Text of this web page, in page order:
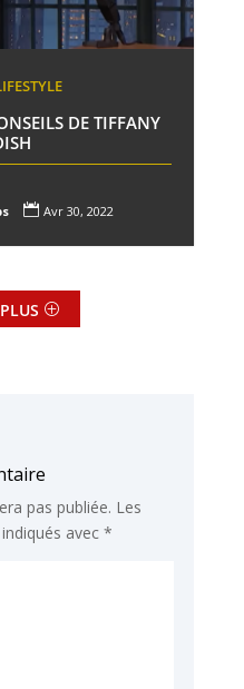
DE TIFFANY
 Avr 30, 2022
pas publiée. Les
avec *